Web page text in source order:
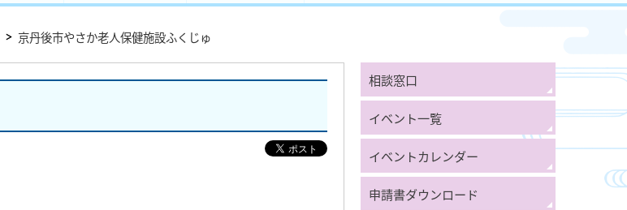
京丹後市やさか老人保健施設ふくじゅ
相談窓口
イベント一覧
イベントカレンダー
申請書ダウンロード